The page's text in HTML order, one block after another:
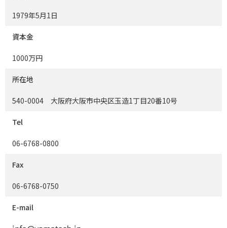
1979年5月1日
資本金
1000万円
所在地
540-0004 大阪府大阪市中央区玉造1丁目20番10号
Tel
06-6768-0800
Fax
06-6768-0750
E-mail